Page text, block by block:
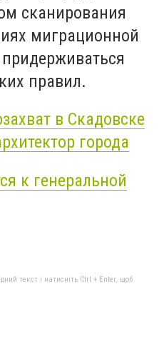
сканирования
миграционной
правил.
в Скадовске
города
к генеральной
текст і натисніть Ctrl + Enter, щоб